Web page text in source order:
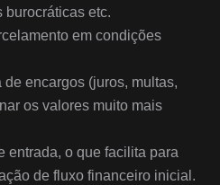
burocráticas etc.
em condições
encargos (juros, multas,
os valores muito mais
entrada, o que facilita para
de fluxo financeiro inicial.